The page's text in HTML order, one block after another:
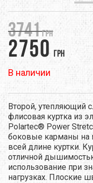
3741грн
2750 грн
В наличии
Второй, утепляющий
флисовая куртка из
Polartec® Power
боковые карманы на
всей длине куртки.
отличной
использование при
нагрузках. Плоские